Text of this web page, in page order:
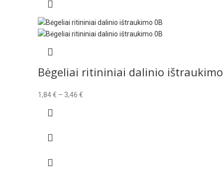
Bėgeliai ritininiai dalinio ištraukimo
1,84€ – 3,46 €